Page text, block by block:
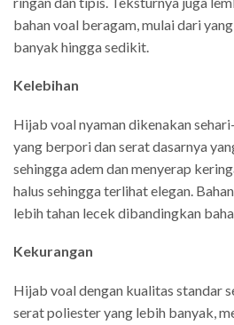
bahan voal beragam, mulai dari
banyak hingga sedikit.
Kelebihan
Hijab voal nyaman dikenakan
yang berpori dan serat dasarnya
sehingga adem dan menyerap
halus sehingga terlihat elegan.
lebih tahan lecek dibandingkan
Kekurangan
Hijab voal dengan kualitas standar
serat poliester yang lebih banyak,